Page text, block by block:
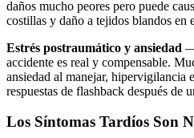
daños mucho peores pero puede
costillas y daño a tejidos blandos en
Estrés postraumático y ansiedad —
accidente es real y compensable.
ansiedad al manejar, hipervigilancia
respuestas de flashback después de
Los Síntomas Tardíos Son